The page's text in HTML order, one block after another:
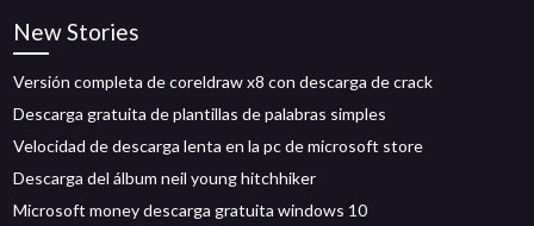
New Stories
Versión completa de coreldraw x8 con descarga de crack
Descarga gratuita de plantillas de palabras simples
Velocidad de descarga lenta en la pc de microsoft store
Descarga del álbum neil young hitchhiker
Microsoft money descarga gratuita windows 10